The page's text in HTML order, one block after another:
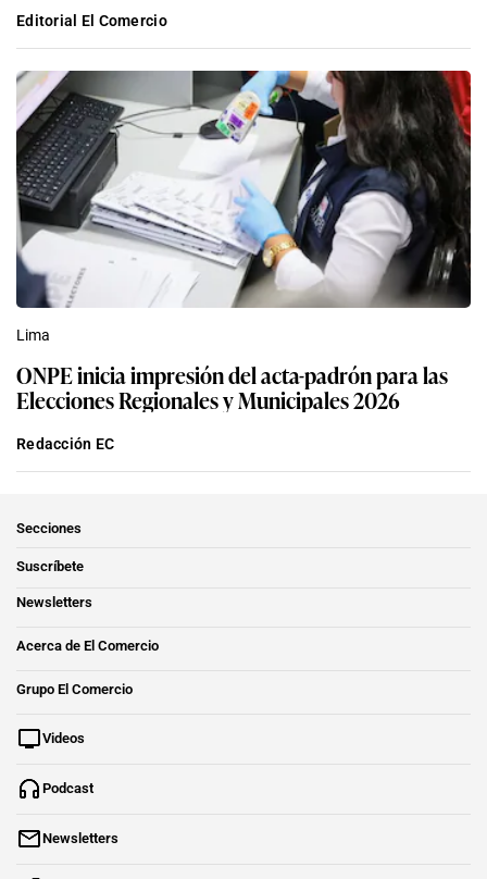
Editorial El Comercio
Lima
ONPE inicia impresión del acta-padrón para las
Elecciones Regionales y Municipales 2026
Redacción EC
Secciones
Suscríbete
Newsletters
Acerca de El Comercio
Grupo El Comercio
Videos
Podcast
Newsletters